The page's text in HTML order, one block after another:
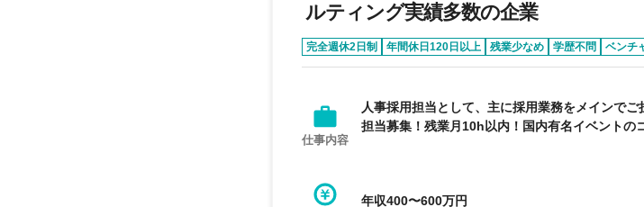
ルティング実績多数の企業
完全週休2日制 年間休日120日以上 残業少なめ 学歴不問 ベンチ
仕事内容
人事採用担当として、主に採用業務をメインで
担当募集！残業月10h以内！国内有名イベントの
年収400〜600万円